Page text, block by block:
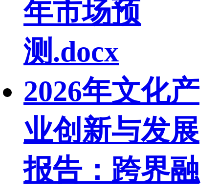
年市场预
测.docx
2026年文化产
业创新与发展
报告：跨界融